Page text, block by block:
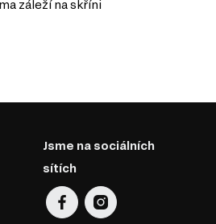
záleží na skříni
Jsme na sociálních
sítích